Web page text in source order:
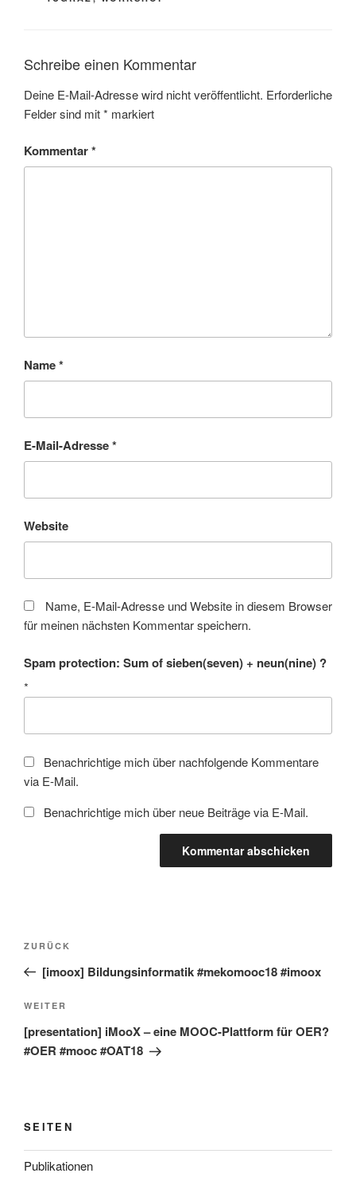
Schreibe einen Kommentar
Deine E-Mail-Adresse wird nicht veröffentlicht. Erforderliche
Felder sind mit* markiert
Kommentar*
Name*
E-Mail-Adresse*
Website
Name, E-Mail-Adresse und Website in diesem Browser
für meinen nächsten Kommentar speichern.
Spam protection: Sum of sieben(seven) + neun(nine) ?
*
Benachrichtige mich über nachfolgende Kommentare
via E-Mail.
Benachrichtige mich über neue Beiträge via E-Mail.
Beitragsnavigation
Vorheriger
Beitrag
ZURÜCK
[imoox] Bildungsinformatik #mekomooc18 #imoox
Nächster
Beitrag
WEITER
[presentation] iMooX – eine MOOC-Plattform für OER?
#OER #mooc #OAT18
SEITEN
Publikationen